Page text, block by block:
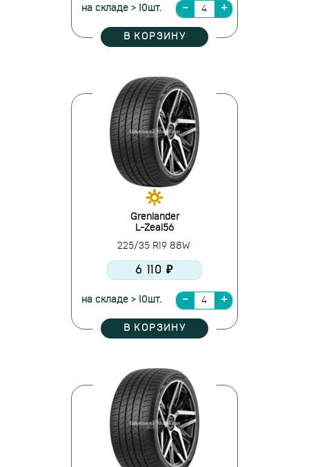
на складе > 10шт.
В КОРЗИНУ
Grenlander
L-Zeal56
225/35 R19 88W
6 110 ₽
на складе > 10шт.
В КОРЗИНУ